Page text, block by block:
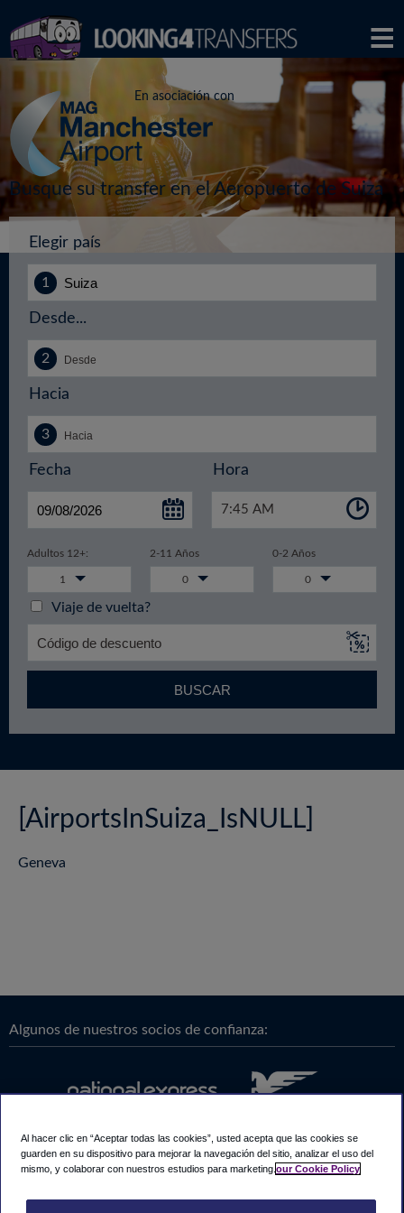
En asociación con
Busque su transfer en el Aeropuerto de Suiza
Elegir país
Desde...
Hacia
Fecha Hora
7:45 AM
Adultos 12+: 2-11 Años 0-2 Años
1 0 0
Viaje de vuelta?
BUSCAR
[AirportsInSuiza_IsNULL]
Geneva
Algunos de nuestros socios de confianza:
Al hacer clic en “Aceptar todas las cookies”, usted acepta que las cookies se
guarden en su dispositivo para mejorar la navegación del sitio, analizar el uso del
mismo, y colaborar con nuestros estudios para marketing. our Cookie Policy